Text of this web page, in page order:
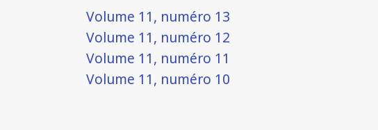
Volume 11, numéro 13
Volume 11, numéro 12
Volume 11, numéro 11
Volume 11, numéro 10